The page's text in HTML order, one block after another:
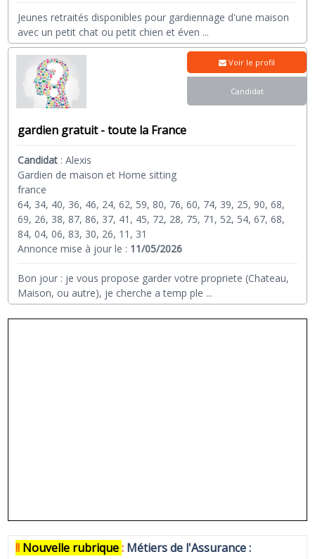
Jeunes retraités disponibles pour gardiennage d'une maison
avec un petit chat ou petit chien et éven ...
gardien gratuit - toute la France
Candidat :Alexis
Gardien de maison et Home sitting
france
64, 34, 40, 36, 46, 24, 62, 59, 80, 76, 60, 74, 39, 25, 90, 68,
69, 26, 38, 87, 86, 37, 41, 45, 72, 28, 75, 71, 52, 54, 67, 68,
84, 04, 06, 83, 30, 26, 11, 31
Annonce mise à jour le : 11/05/2026
Bon jour : je vous propose garder votre propriete (Chateau,
Maison, ou autre), je cherche a temp ple ...
Voir le profil
Candidat
!! Nouvelle rubrique: Métiers de l'Assurance :